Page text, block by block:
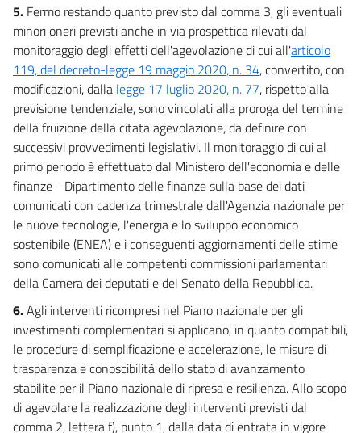
5. Fermo restando quanto previsto dal comma 3, gli eventuali
minori oneri previsti anche in via prospettica rilevati dal
monitoraggio degli effetti dell'agevolazione di cui all'articolo
119, del decreto-legge 19 maggio 2020, n. 34, convertito, con
modificazioni, dalla legge 17 luglio 2020, n. 77, rispetto alla
previsione tendenziale, sono vincolati alla proroga del termine
della fruizione della citata agevolazione, da definire con
successivi provvedimenti legislativi. Il monitoraggio di cui al
primo periodo è effettuato dal Ministero dell'economia e delle
finanze - Dipartimento delle finanze sulla base dei dati
comunicati con cadenza trimestrale dall'Agenzia nazionale per
le nuove tecnologie, l'energia e lo sviluppo economico
sostenibile (ENEA) e i conseguenti aggiornamenti delle stime
sono comunicati alle competenti commissioni parlamentari
della Camera dei deputati e del Senato della Repubblica.
6.Agli interventi ricompresi nel Piano nazionale per gli
investimenti complementari si applicano, in quanto compatibili,
le procedure di semplificazione e accelerazione, le misure di
trasparenza e conoscibilità dello stato di avanzamento
stabilite per il Piano nazionale di ripresa e resilienza. Allo scopo
di agevolare la realizzazione degli interventi previsti dal
comma 2, lettera f), punto 1, dalla data di entrata in vigore